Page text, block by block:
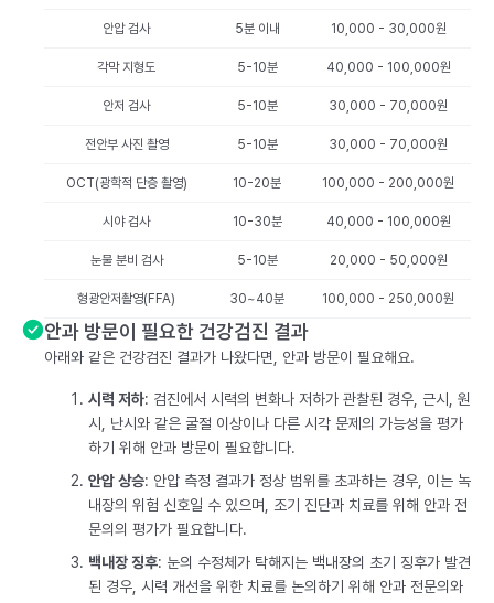
안압 검사 5분 이내 10,000 - 30,000원
각막 지형도 5-10분 40,000 - 100,000원
안저 검사 5-10분 30,000 - 70,000원
전안부 사진 촬영 5-10분 30,000 - 70,000원
OCT(광학적 단층 촬영) 10-20분 100,000 - 200,000원
시야 검사 10-30분 40,000 - 100,000원
눈물 분비 검사 5-10분 20,000 - 50,000원
형광안저촬영(FFA) 30~40분 100,000 - 250,000원
안과 방문이 필요한 건강검진 결과
아래와 같은 건강검진 결과가 나왔다면, 안과 방문이 필요해요.
시력 저하: 검진에서 시력의 변화나 저하가 관찰된 경우, 근시, 원
시, 난시와 같은 굴절 이상이나 다른 시각 문제의 가능성을 평가
하기 위해 안과 방문이 필요합니다.
안압 상승: 안압 측정 결과가 정상 범위를 초과하는 경우, 이는 녹
내장의 위험 신호일 수 있으며, 조기 진단과 치료를 위해 안과 전
문의의 평가가 필요합니다.
백내장 징후: 눈의 수정체가 탁해지는 백내장의 초기 징후가 발견
된 경우, 시력 개선을 위한 치료를 논의하기 위해 안과 전문의와